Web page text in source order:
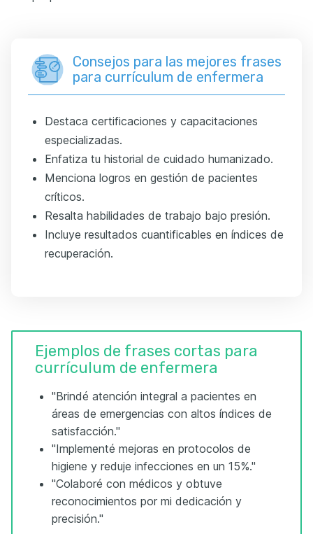
Consejos para las mejores frases
para currículum de enfermera
Destaca certificaciones y capacitaciones
especializadas.
Enfatiza tu historial de cuidado humanizado.
Menciona logros en gestión de pacientes
críticos.
Resalta habilidades de trabajo bajo presión.
Incluye resultados cuantificables en índices de
recuperación.
Ejemplos de frases cortas para
currículum de enfermera
"Brindé atención integral a pacientes en
áreas de emergencias con altos índices de
satisfacción."
"Implementé mejoras en protocolos de
higiene y reduje infecciones en un 15%."
"Colaboré con médicos y obtuve
reconocimientos por mi dedicación y
precisión."